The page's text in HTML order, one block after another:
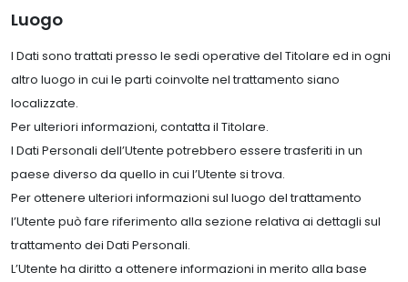
Luogo
I Dati sono trattati presso le sedi operative del Titolare ed in ogni
altro luogo in cui le parti coinvolte nel trattamento siano
localizzate.
Per ulteriori informazioni, contatta il Titolare.
I Dati Personali dell’Utente potrebbero essere trasferiti in un
paese diverso da quello in cui l’Utente si trova.
Per ottenere ulteriori informazioni sul luogo del trattamento
l’Utente può fare riferimento alla sezione relativa ai dettagli sul
trattamento dei Dati Personali.
L’Utente ha diritto a ottenere informazioni in merito alla base